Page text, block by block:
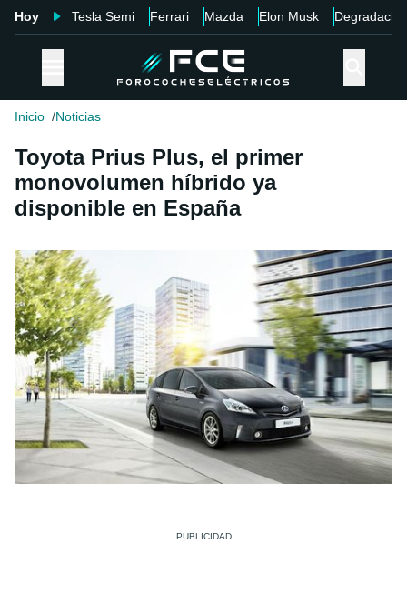
Hoy Tesla Semi Ferrari Mazda Elon Musk Degradación
Inicio Noticias
Toyota Prius Plus, el primer
monovolumen híbrido ya
disponible en España